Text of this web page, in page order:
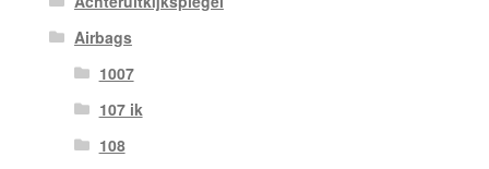
Airbags
1007
107 ik
108